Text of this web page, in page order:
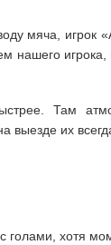
мяча, игрок
нашего игрока,
Там
выезде их
голами, хотя